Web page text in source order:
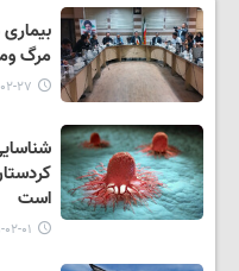
مرگ
۱۴۰۵-
است
۱۴۰۵-